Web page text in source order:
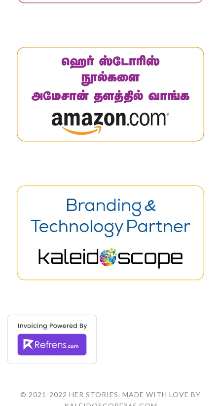
© 2021-2022 HER STORIES. MADE WITH LOVE BY